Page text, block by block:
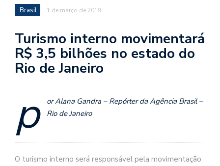
Brasil 1 de março de 2019
Turismo interno movimentará
R$ 3,5 bilhões no estado do
Rio de Janeiro
p
or Alana Gandra – Repórter da Agência Brasil –
Rio de Janeiro
O turismo interno será responsável pela movimentação